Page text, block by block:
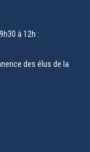
à 12h :
des élus de la